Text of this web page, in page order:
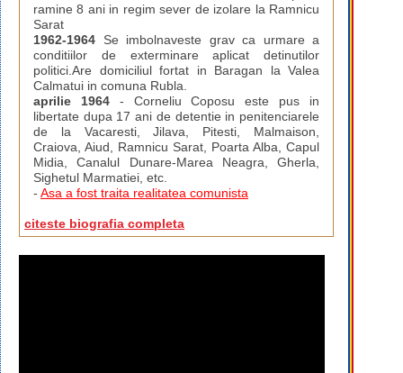
ramine 8 ani in regim sever de izolare la Ramnicu
Sarat
1962-1964 Se imbolnaveste grav ca urmare a
conditiilor de exterminare aplicat detinutilor
politici.Are domiciliul fortat in Baragan la Valea
Calmatui in comuna Rubla.
aprilie 1964- Corneliu Coposu este pus in
libertate dupa 17 ani de detentie in penitenciarele
de la Vacaresti, Jilava, Pitesti, Malmaison,
Craiova, Aiud, Ramnicu Sarat, Poarta Alba, Capul
Midia, Canalul Dunare-Marea Neagra, Gherla,
Sighetul Marmatiei, etc.
- Asa a fost traita realitatea comunista
citeste biografia completa